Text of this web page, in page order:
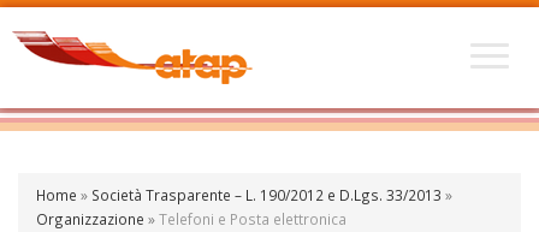
Home » Società Trasparente – L. 190/2012 e D.Lgs. 33/2013 »
Organizzazione »Telefoni e Posta elettronica